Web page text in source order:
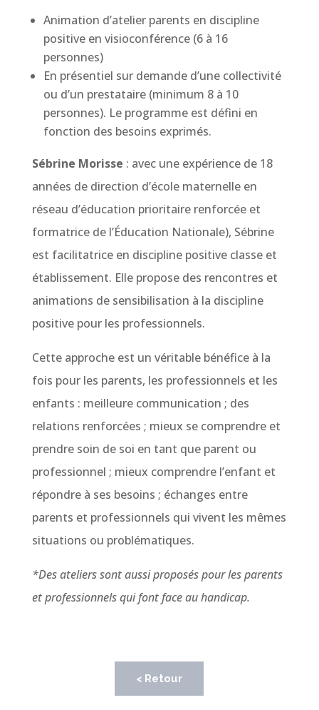
Animation d’atelier parents en discipline
positive en visioconférence (6 à 16
personnes)
En présentiel sur demande d’une collectivité
ou d’un prestataire (minimum 8 à 10
personnes). Le programme est défini en
fonction des besoins exprimés.
Sébrine Morisse : avec une expérience de 18
années de direction d’école maternelle en
réseau d’éducation prioritaire renforcée et
formatrice de l’Éducation Nationale), Sébrine
est facilitatrice en discipline positive classe et
établissement. Elle propose des rencontres et
animations de sensibilisation à la discipline
positive pour les professionnels.
Cette approche est un véritable bénéfice à la
fois pour les parents, les professionnels et les
enfants : meilleure communication ; des
relations renforcées ; mieux se comprendre et
prendre soin de soi en tant que parent ou
professionnel ; mieux comprendre l’enfant et
répondre à ses besoins ; échanges entre
parents et professionnels qui vivent les mêmes
situations ou problématiques.
*Des ateliers sont aussi proposés pour les parents
et professionnels qui font face au handicap.
< Retour